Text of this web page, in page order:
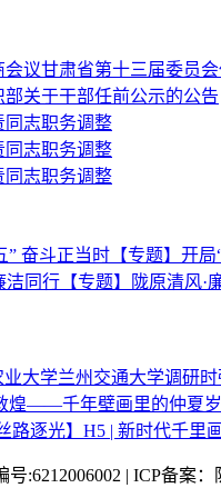
会议甘肃省第十三届委员
关于干部任前公示的公告
同志职务调整
同志职务调整
同志职务调整
【专题】开
【专题】陇原清风·
:6212006002 | ICP备案